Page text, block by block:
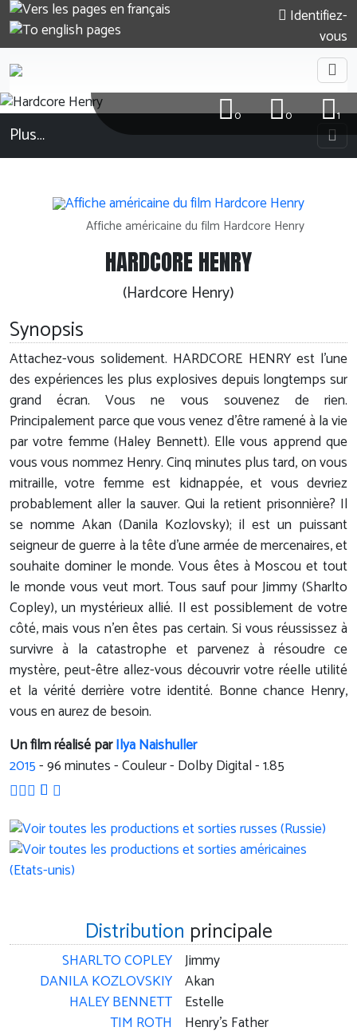
Identifiez-
vous
1
0
0
Plus…
Affiche américaine du film Hardcore Henry
HARDCORE HENRY
(Hardcore Henry)
Synopsis
Attachez-vous solidement. HARDCORE HENRY est l’une
des expériences les plus explosives depuis longtemps sur
grand écran. Vous ne vous souvenez de rien.
Principalement parce que vous venez d’être ramené à la vie
par votre femme (Haley Bennett). Elle vous apprend que
vous vous nommez Henry. Cinq minutes plus tard, on vous
mitraille, votre femme est kidnappée, et vous devriez
probablement aller la sauver. Qui la retient prisonnière? Il
se nomme Akan (Danila Kozlovsky); il est un puissant
seigneur de guerre à la tête d’une armée de mercenaires, et
souhaite dominer le monde. Vous êtes à Moscou et tout
le monde vous veut mort. Tous sauf pour Jimmy (Sharlto
Copley), un mystérieux allié. Il est possiblement de votre
côté, mais vous n’en êtes pas certain. Si vous réussissez à
survivre à la catastrophe et parvenez à résoudre ce
mystère, peut-être allez-vous découvrir votre réelle utilité
et la vérité derrière votre identité. Bonne chance Henry,
vous en aurez de besoin.
Un film réalisé parIlya Naishuller
2015-96minutes - Couleur - Dolby Digital - 1.85
Distribution principale
SHARLTO COPLEY
DANILA KOZLOVSKIY
HALEY BENNETT
TIM ROTH
Jimmy
Akan
Estelle
Henry's Father